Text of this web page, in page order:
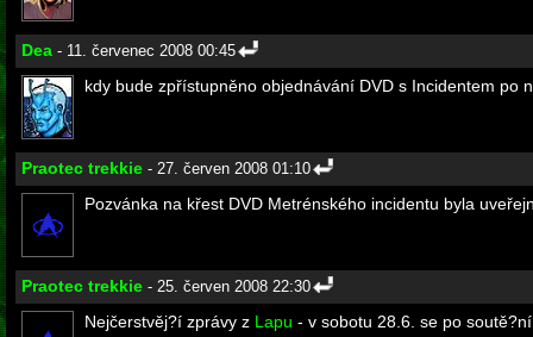
Dea - 11. červenec 2008 00:45
kdy bude zpřístupněno objednávání DVD s Incidentem po
Praotec trekkie - 27. červen 2008 01:10
Pozvánka na křest DVD Metrénského incidentu byla
Praotec trekkie - 25. červen 2008 22:30
Nejčerstvěj?í zprávy z Lapu - v sobotu 28.6. se po